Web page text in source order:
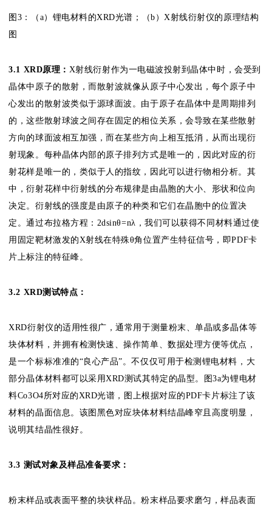
图3：（a）锂电材料的XRD光谱；（b）X射线衍射仪的原理结构
图
3.1 XRD原理： X射线衍射作为一电磁波投射到晶体中时，会受到
晶体中原子的散射，而散射波就像从原子中心发出，每个原子中
心发出的散射波类似于源球面波。由于原子在晶体中是周期排列
的，这些散射球波之间存在固定的相位关系，会导致在某些散射
方向的球面波相互加强，而在某些方向上相互抵消，从而出现衍
射现象。每种晶体内部的原子排列方式是唯一的，因此对应的衍
射花样是唯一的，类似于人的指纹，因此可以进行物相分析。其
中，衍射花样中衍射线的分布规律是由晶胞的大小、形状和位向
决定。衍射线的强度是由原子的种类和它们在晶胞中的位置决
定。通过布拉格方程：2dsinθ=nλ，我们可以获得不同材料通过使
用固定靶材激发的X射线在特殊θ角位置产生特征信号，即PDF卡
片上标注的特征峰。
3.2 XRD测试特点：
XRD衍射仪的适用性很广，通常用于测量粉末、单晶或多晶体等
块体材料，并拥有检测快速、操作简单、数据处理方便等优点，
是一个标标准准的“良心产品”。不仅仅可用于检测锂电材料，大
部分晶体材料都可以采用XRD测试其特定的晶型。图3a为锂电材
料Co3O4所对应的XRD光谱，图上根据对应的PDF卡片标注了该
材料的晶面信息。该图黑色对应块体材料结晶峰窄且高度明显，
说明其结晶性很好。
3.3 测试对象及样品准备要求：
粉末样品或表面平整的块状样品。粉末样品要求磨匀，样品表面